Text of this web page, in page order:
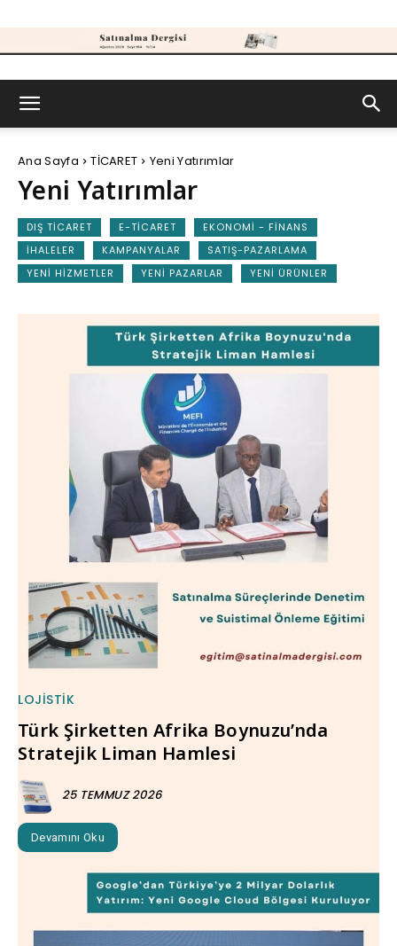
Ana Sayfa TİCARET Yeni Yatırımlar
Yeni Yatırımlar
DIŞ TICARET E-TICARET
EKONOMI - FINANS
İHALELER
KAMPANYALAR
SATIŞ-PAZARLAMA
YENI HIZMETLER
YENI PAZARLAR YENI ÜRÜNLER
LOJISTIK
Türk Şirketten Afrika Boynuzu’nda
Stratejik Liman Hamlesi
25 TEMMUZ 2026
Devamını Oku